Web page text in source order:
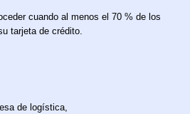
cuando al menos el 70 % de los
tarjeta de crédito.
de logística,